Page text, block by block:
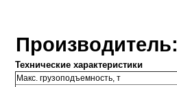
Производитель:
Технические характеристики
Макс. грузоподъемность, т